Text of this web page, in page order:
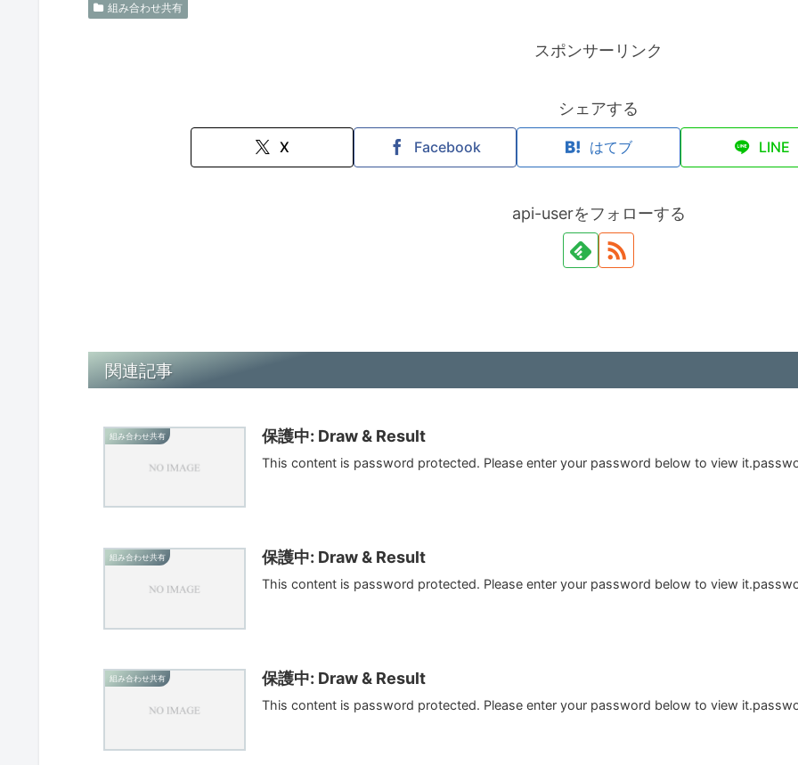
組み合わせ共有
スポンサーリンク
シェアする
X Facebook はてブ LINE
api-userをフォローする
関連記事
組み合わせ共有 保護中: Draw & Result
This content is password protected. Please enter your password below to view
組み合わせ共有 保護中: Draw & Result
This content is password protected. Please enter your password below to view
組み合わせ共有 保護中: Draw & Result
This content is password protected. Please enter your password below to view